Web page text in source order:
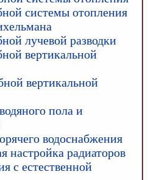
системы отопления
лучевой разводки
вертикальной
вертикальной
пола и
водоснабжения
настройка радиаторов
с естественной